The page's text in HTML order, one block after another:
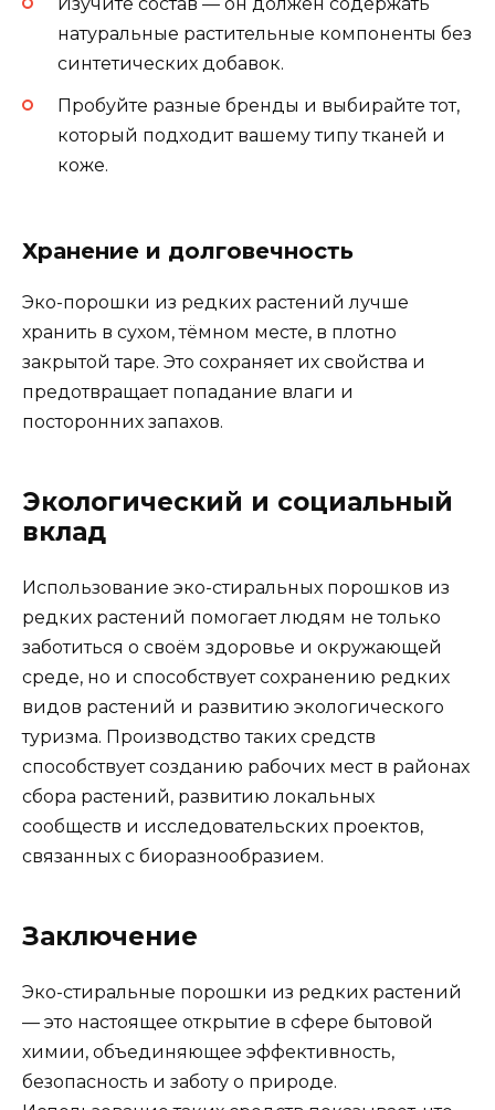
натуральные растительные компоненты без
синтетических добавок.
Пробуйте разные бренды и выбирайте тот,
который подходит вашему типу тканей и
коже.
Хранение и долговечность
Эко-порошки из редких растений лучше
хранить в сухом, тёмном месте, в плотно
закрытой таре. Это сохраняет их свойства и
предотвращает попадание влаги и
посторонних запахов.
Экологический и социальный
вклад
Использование эко-стиральных порошков из
редких растений помогает людям не только
заботиться о своём здоровье и окружающей
среде, но и способствует сохранению редких
видов растений и развитию экологического
туризма. Производство таких средств
способствует созданию рабочих мест в районах
сбора растений, развитию локальных
сообществ и исследовательских проектов,
связанных с биоразнообразием.
Заключение
Эко-стиральные порошки из редких растений
— это настоящее открытие в сфере бытовой
химии, объединяющее эффективность,
безопасность и заботу о природе.